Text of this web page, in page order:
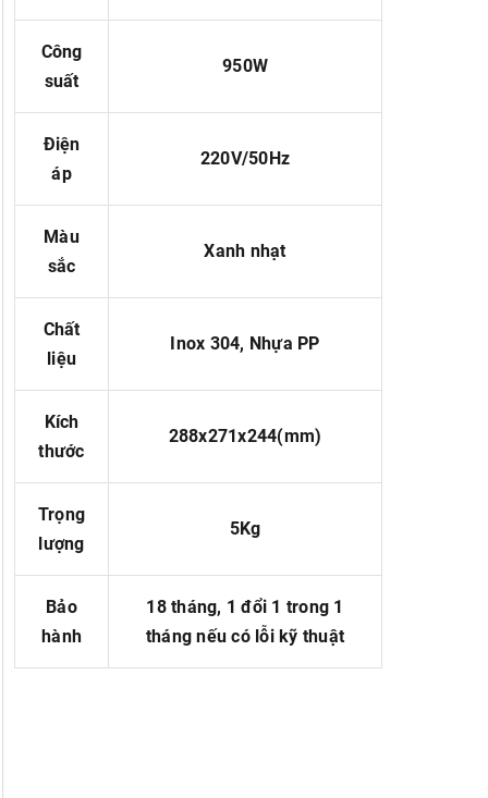
Công
suất
950W
Điện
áp
220V/50Hz
Màu
sắc
Xanh nhạt
Chất
liệu
Inox 304, Nhựa PP
Kích
thước
288x271x244(mm)
Trọng
lượng
5Kg
Bảo
hành
18 tháng, 1 đổi 1 trong 1
tháng nếu có lỗi kỹ thuật